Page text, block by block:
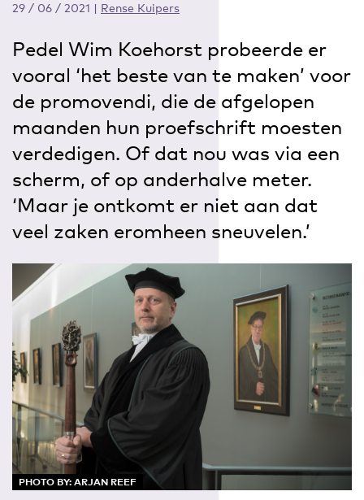
29 / 06 / 2021 | Rense Kuipers
Pedel Wim Koehorst probeerde er
vooral ‘het beste van te maken’ voor
de promovendi, die de afgelopen
maanden hun proefschrift moesten
verdedigen. Of dat nou was via een
scherm, of op anderhalve meter.
‘Maar je ontkomt er niet aan dat
veel zaken eromheen sneuvelen.’
PHOTO BY: ARJAN REEF